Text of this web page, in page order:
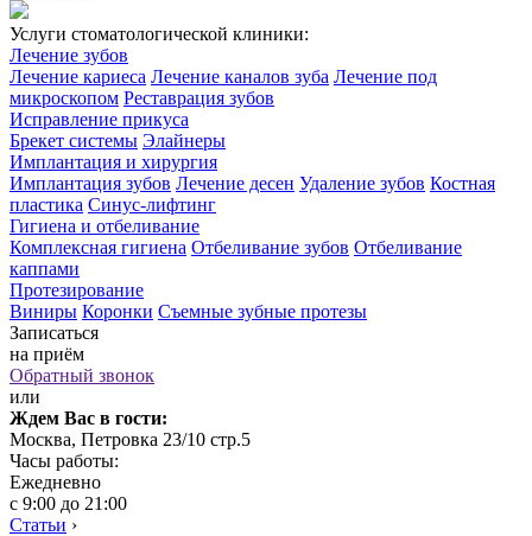
Услуги стоматологической клиники:
Лечение зубов
Лечение кариеса Лечение каналов зуба Лечение под
микроскопом Реставрация зубов
Исправление прикуса
Брекет системы Элайнеры
Имплантация и хирургия
Имплантация зубов Лечение десен Удаление зубов Костная
пластика Синус-лифтинг
Гигиена и отбеливание
Комплексная гигиена Отбеливание зубов Отбеливание
каппами
Протезирование
Виниры Коронки Съемные зубные протезы
Записаться
на приём
Обратный звонок
или
Ждем Вас в гости:
Москва, Петровка 23/10 стр.5
Часы работы:
Ежедневно
с 9:00 до 21:00
Статьи ›